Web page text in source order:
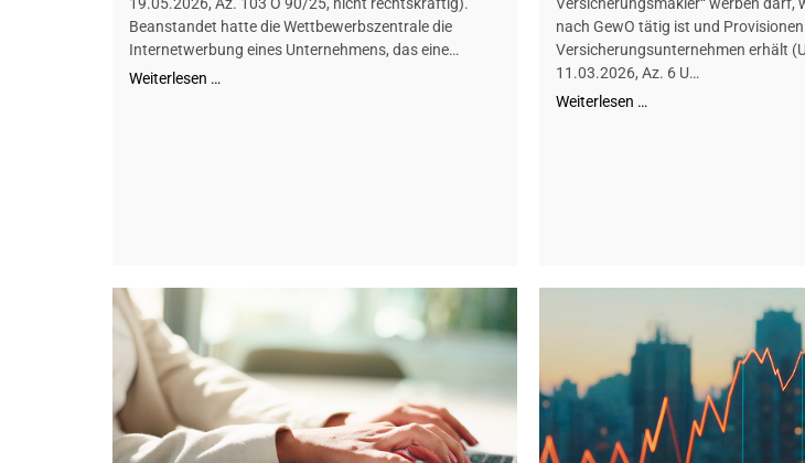
Beanstandet hatte die Wettbewerbszentrale die
Internetwerbung eines Unternehmens, das eine…
Weiterlesen …
nach GewO tätig ist und
Versicherungsunternehmen erhält
11.03.2026, Az. 6 U…
Weiterlesen …